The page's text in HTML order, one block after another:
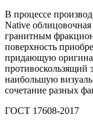
В процессе
Native
гранитным
поверхность
придающую
противоскользящий
наибольшую
сочетание разных
ГОСТ 17608-2017